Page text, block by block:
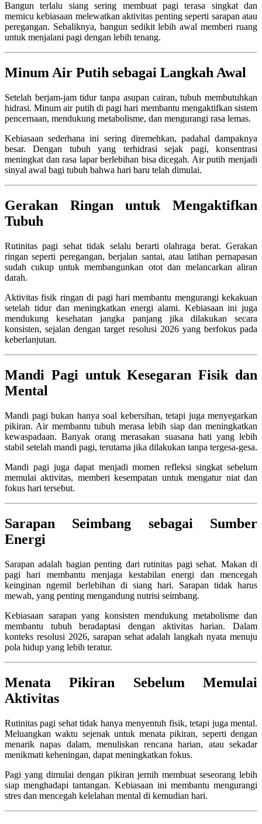
Bangun terlalu siang sering membuat pagi terasa singkat dan
memicu kebiasaan melewatkan aktivitas penting seperti sarapan atau
peregangan. Sebaliknya, bangun sedikit lebih awal memberi ruang
untuk menjalani pagi dengan lebih tenang.
Minum Air Putih sebagai Langkah Awal
Setelah berjam-jam tidur tanpa asupan cairan, tubuh membutuhkan
hidrasi. Minum air putih di pagi hari membantu mengaktifkan sistem
pencernaan, mendukung metabolisme, dan mengurangi rasa lemas.
Kebiasaan sederhana ini sering diremehkan, padahal dampaknya
besar. Dengan tubuh yang terhidrasi sejak pagi, konsentrasi
meningkat dan rasa lapar berlebihan bisa dicegah. Air putih menjadi
sinyal awal bagi tubuh bahwa hari baru telah dimulai.
Gerakan Ringan untuk Mengaktifkan
Tubuh
Rutinitas pagi sehat tidak selalu berarti olahraga berat. Gerakan
ringan seperti peregangan, berjalan santai, atau latihan pernapasan
sudah cukup untuk membangunkan otot dan melancarkan aliran
darah.
Aktivitas fisik ringan di pagi hari membantu mengurangi kekakuan
setelah tidur dan meningkatkan energi alami. Kebiasaan ini juga
mendukung kesehatan jangka panjang jika dilakukan secara
konsisten, sejalan dengan target resolusi 2026 yang berfokus pada
keberlanjutan.
Mandi Pagi untuk Kesegaran Fisik dan
Mental
Mandi pagi bukan hanya soal kebersihan, tetapi juga menyegarkan
pikiran. Air membantu tubuh merasa lebih siap dan meningkatkan
kewaspadaan. Banyak orang merasakan suasana hati yang lebih
stabil setelah mandi pagi, terutama jika dilakukan tanpa tergesa-gesa.
Mandi pagi juga dapat menjadi momen refleksi singkat sebelum
memulai aktivitas, memberi kesempatan untuk mengatur niat dan
fokus hari tersebut.
Sarapan Seimbang sebagai Sumber
Energi
Sarapan adalah bagian penting dari rutinitas pagi sehat. Makan di
pagi hari membantu menjaga kestabilan energi dan mencegah
keinginan ngemil berlebihan di siang hari. Sarapan tidak harus
mewah, yang penting mengandung nutrisi seimbang.
Kebiasaan sarapan yang konsisten mendukung metabolisme dan
membantu tubuh beradaptasi dengan aktivitas harian. Dalam
konteks resolusi 2026, sarapan sehat adalah langkah nyata menuju
pola hidup yang lebih teratur.
Menata Pikiran Sebelum Memulai
Aktivitas
Rutinitas pagi sehat tidak hanya menyentuh fisik, tetapi juga mental.
Meluangkan waktu sejenak untuk menata pikiran, seperti dengan
menarik napas dalam, menuliskan rencana harian, atau sekadar
menikmati keheningan, dapat meningkatkan fokus.
Pagi yang dimulai dengan pikiran jernih membuat seseorang lebih
siap menghadapi tantangan. Kebiasaan ini membantu mengurangi
stres dan mencegah kelelahan mental di kemudian hari.